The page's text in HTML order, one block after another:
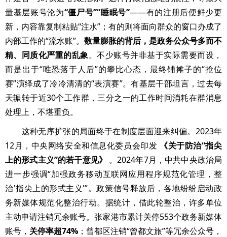
量基层账号沦为“僵尸号”“睡眠号”——有的注册后便鲜少更
新，内容靠复制粘贴“注水”；有的则将面向群众的窗口办成了
内部工作的“流水账”。 数量膨胀的背后，是政务公众号多而不
精、同质化严重的乱象。不少账号并非基于实际需要而设，
而是出于“唯恐落于人后”的攀比心态，最终铺摊子的“抢位
赛”演绎成了冷冷清清的“表演赛”。有基层干部坦言，过去每
天辗转于近30个工作群，三分之一的工作时间消耗在群消息
处理上，不堪重负。
这种无序扩张的局面终于在制度层面迎来纠偏。2023年
12月，中央网络安全和信息化委员会印发
《关于防治“指尖
上的形式主义”的若干意见》 。2024年7月，中共中央政治局
进一步强调“加强政务移动互联网应用程序规范化管理，整
治'指尖上的形式主义'”。政策信号释放后，各地纷纷启动政
务新媒体规范化整治行动。据统计，借此轮整治，许多单位
主动申请注销冗余账号。张家港市累计关停553个政务新媒体
账号， 关停率超74% ；曾都区注销“曾都文旅”等冗余公众号，